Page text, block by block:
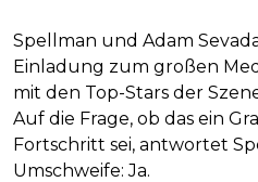
Spellman und Adam
Einladung zum großen
mit den Top-Stars der
Auf die Frage, ob das ein
Fortschritt sei, antwortet
Umschweife: Ja.